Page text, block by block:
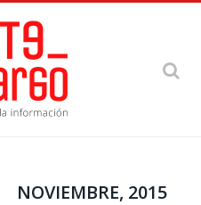
NOVIEMBRE, 2015